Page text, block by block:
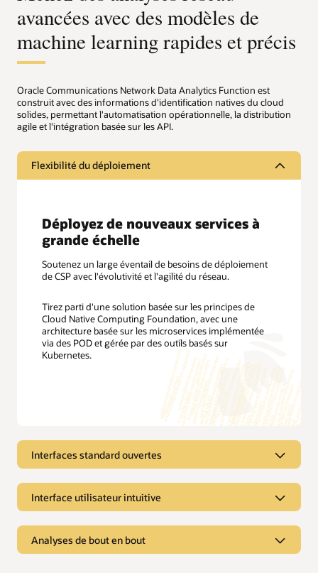
avancées avec des modèles de
machine learning rapides et précis
Oracle Communications Network Data Analytics Function est
construit avec des informations d'identification natives du cloud
solides, permettant l'automatisation opérationnelle, la distribution
agile et l'intégration basée sur les API.
Flexibilité du déploiement
Déployez de nouveaux services à
grande échelle
Soutenez un large éventail de besoins de déploiement
de CSP avec l'évolutivité et l'agilité du réseau.
Tirez parti d'une solution basée sur les principes de
Cloud Native Computing Foundation, avec une
architecture basée sur les microservices implémentée
via des POD et gérée par des outils basés sur
Kubernetes.
Interfaces standard ouvertes
Tirez parti des API ouvertes
Prenez en charge des environnements privés et publics
et des déploiements multicloud. Dans le cadre d'une
approche désagrégée, la colocalisation avec d'autres
Interface utilisateur intuitive
Générez des informations clés
basées sur les données
Analyses de bout en bout